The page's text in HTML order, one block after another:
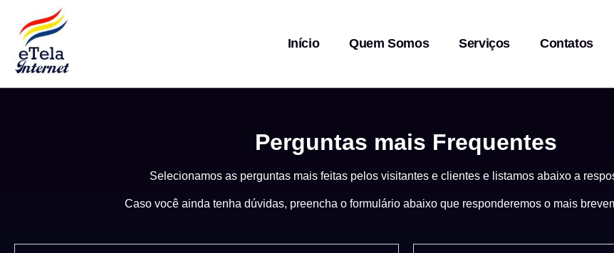
Início Quem Somos Serviços Contatos
Perguntas mais Frequentes​
Selecionamos as perguntas mais feitas pelos visitantes e clientes e listamos abaixo a
Caso você ainda tenha dúvidas, preencha o formulário abaixo que responderemos o mais